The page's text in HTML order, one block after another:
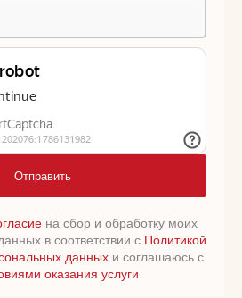
Отправить
на сбор и обработку моих
в соответствии с Политикой
данныхи соглашаюсь с
оказания услуги